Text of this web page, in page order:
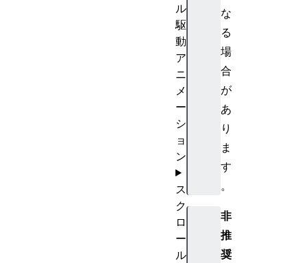
な
る
場
合
が
あ
り
ま
す
。
非
推
奨
ル
駆
動
ア
ニ
メ
ー
シ
ョ
ン
ス
ク
ロ
ー
ル